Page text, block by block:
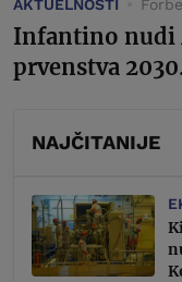
AKTUELNOSTI
Infantino nudi
prvenstva
NAJČITANIJE